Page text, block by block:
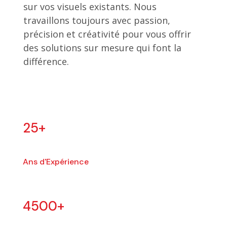
sur vos visuels existants. Nous
travaillons toujours avec passion,
précision et créativité pour vous offrir
des solutions sur mesure qui font la
différence.
25+
Ans d'Expérience
4500+